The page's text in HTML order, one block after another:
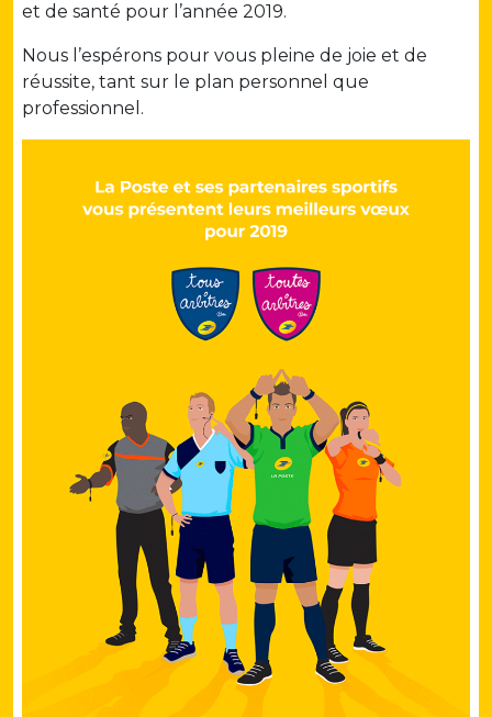
et de santé pour l’année 2019.
Nous l’espérons pour vous pleine de joie et de
réussite, tant sur le plan personnel que
professionnel.